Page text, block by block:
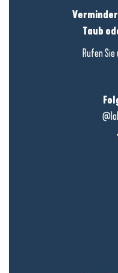
Taub
Rufen Sie